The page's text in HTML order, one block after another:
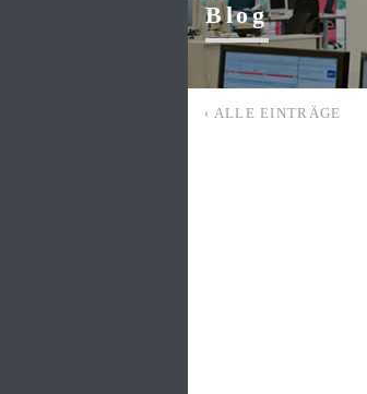
Blog
‹ ALLE EINTRÄGE